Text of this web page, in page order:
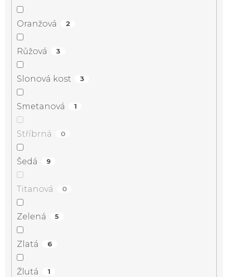
Oranžová 2
Růžová 3
Slonová kost 3
Smetanová 1
Stříbrná 0
Šedá 9
Titanová 0
Zelená 5
Zlatá 6
Žlutá 1